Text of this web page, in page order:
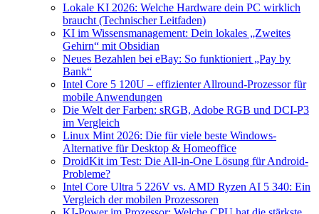
Lokale KI 2026: Welche Hardware dein PC wirklich
braucht (Technischer Leitfaden)
KI im Wissensmanagement: Dein lokales „Zweites
Gehirn“ mit Obsidian
Neues Bezahlen bei eBay: So funktioniert „Pay by
Bank“
Intel Core 5 120U – effizienter Allround-Prozessor für
mobile Anwendungen
Die Welt der Farben: sRGB, Adobe RGB und DCI-P3
im Vergleich
Linux Mint 2026: Die für viele beste Windows-
Alternative für Desktop & Homeoffice
DroidKit im Test: Die All-in-One Lösung für Android-
Probleme?
Intel Core Ultra 5 226V vs. AMD Ryzen AI 5 340: Ein
Vergleich der mobilen Prozessoren